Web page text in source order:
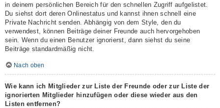
in deinem persönlichen Bereich für den schnellen Zugriff aufgelistet.
Du siehst dort deren Onlinestatus und kannst ihnen schnell eine
Private Nachricht senden. Abhängig von dem Style, den du
verwendest, können Beiträge deiner Freunde auch hervorgehoben
sein. Wenn du einen Benutzer ignorierst, dann siehst du seine
Beiträge standardmäßig nicht.
Nach oben
Wie kann ich Mitglieder zur Liste der Freunde oder zur Liste der
ignorierten Mitglieder hinzufügen oder diese wieder aus den
Listen entfernen?